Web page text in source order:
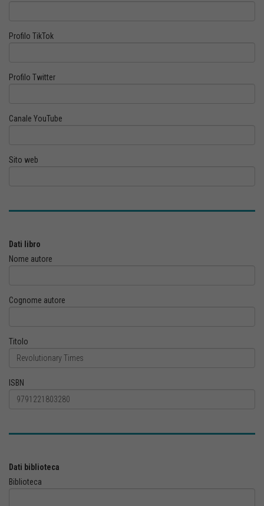
Profilo TikTok
Profilo Twitter
Canale YouTube
Sito web
Dati libro
Nome autore
Cognome autore
Titolo
ISBN
Dati biblioteca
Biblioteca